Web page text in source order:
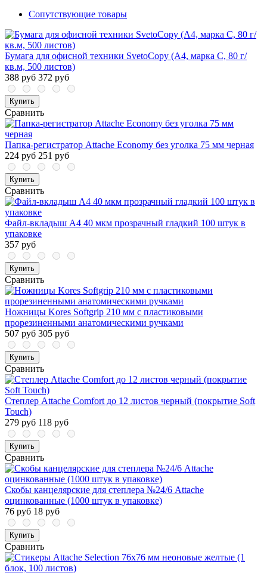
Сопутствующие товары
Бумага для офисной техники SvetoCopy (A4, марка C, 80 г/
кв.м, 500 листов)
388 руб 372 руб
Купить
Сравнить
Папка-регистратор Attache Economy без уголка 75 мм черная
224 руб 251 руб
Купить
Сравнить
Файл-вкладыш А4 40 мкм прозрачный гладкий 100 штук в
упаковке
357 руб
Купить
Сравнить
Ножницы Kores Softgrip 210 мм с пластиковыми
прорезиненными анатомическими ручками
507 руб 305 руб
Купить
Сравнить
Степлер Attache Comfort до 12 листов черный (покрытие Soft
Touch)
279 руб 118 руб
Купить
Сравнить
Скобы канцелярские для степлера №24/6 Attache
оцинкованные (1000 штук в упаковке)
76 руб 18 руб
Купить
Сравнить